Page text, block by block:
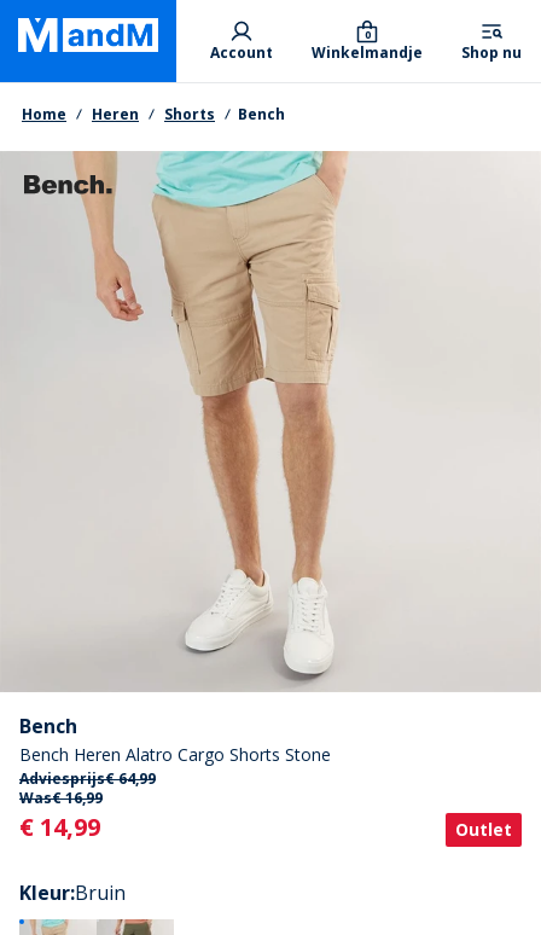
Skip
main
content
Primary departments
Account Winkelmandje
0
Shop nu
Kruimelpad
Home Heren Shorts Bench
Bench
Bench Heren Alatro Cargo Shorts Stone
Adviesprijs€ 64,99
Was€ 16,99
Current
€ 14,99 Outlet
Kleur:Bruin